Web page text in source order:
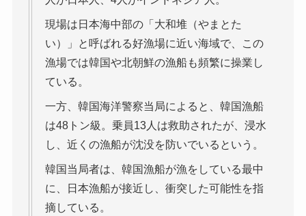
現場は日本海中部の「大和堆（やまとた
い）」と呼ばれる好漁場に近い海域で、この
漁場では韓国や北朝鮮の漁船も頻繁に操業し
ている。
一方、韓国海洋警察当局によると、韓国漁船
は48トン級。乗員13人は救助されたが、浸水
し、近くの漁船が沈没を防いでいるという。
韓国当局者は、韓国漁船が漁をしている最中
に、日本漁船が接近し、衝突した可能性を指
摘している。